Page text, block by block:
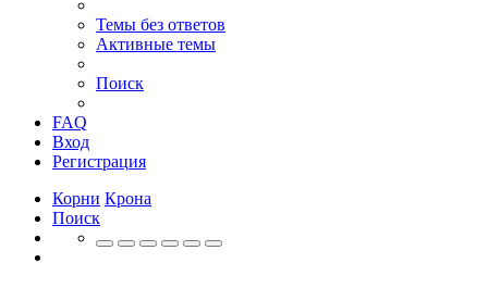
Темы без ответов
Активные темы
Поиск
FAQ
Вход
Регистрация
Корни Крона
Поиск